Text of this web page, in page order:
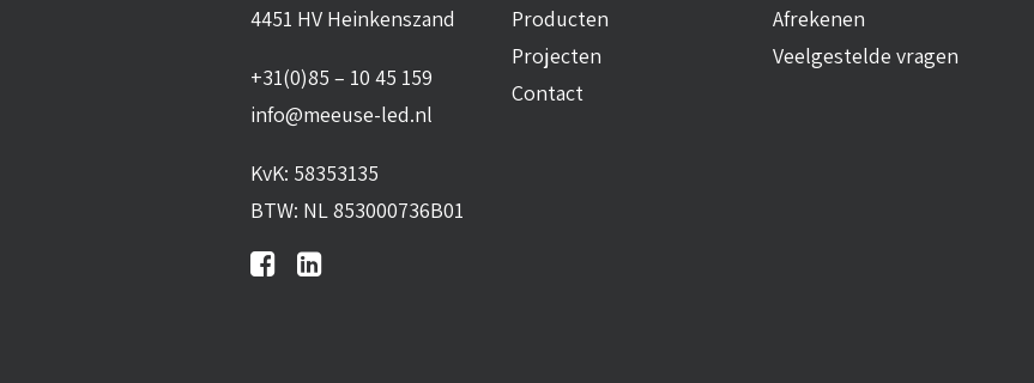
4451 HV Heinkenszand
+31(0)85 – 10 45 159
info@meeuse-led.nl
KvK: 58353135
BTW: NL 853000736B01
Producten
Projecten
Contact
Afrekenen
Veelgestelde vragen